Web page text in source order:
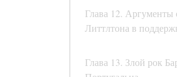
Глава 12. Аргументы
Литтлтона в
Глава 13. Злой рок